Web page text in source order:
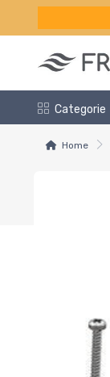
Categorie
Home